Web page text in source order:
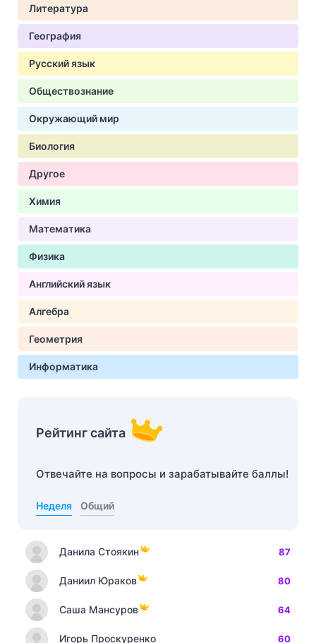
Литература
География
Русский язык
Обществознание
Окружающий мир
Биология
Другое
Химия
Математика
Физика
Английский язык
Алгебра
Геометрия
Информатика
Рейтинг сайта
Отвечайте на вопросы и зарабатывайте баллы!
Неделя Общий
Данила Стоякин 87
Даниил Юраков 80
Саша Мансуров 64
Игорь Проскуренко 60